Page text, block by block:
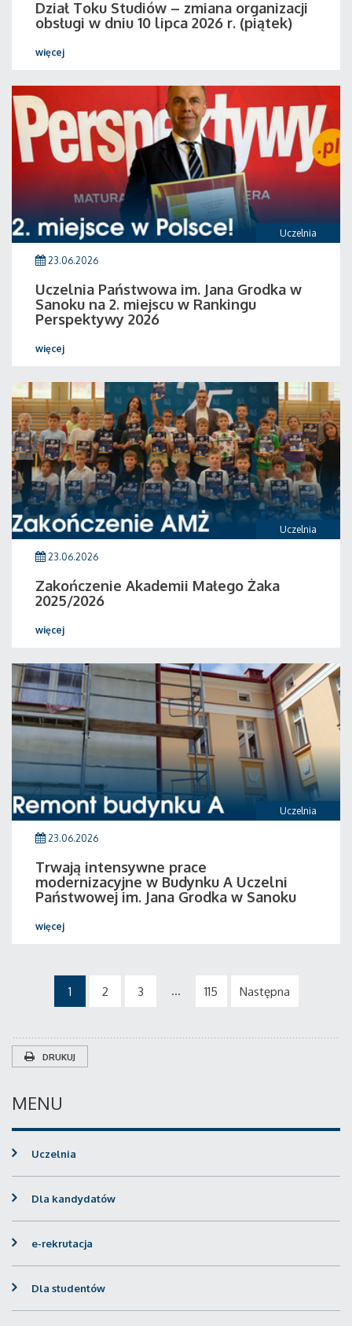
Dział Toku Studiów – zmiana organizacji
obsługi w dniu 10 lipca 2026 r. (piątek)
więcej
Uczelnia
23.06.2026
Uczelnia Państwowa im. Jana Grodka w
Sanoku na 2. miejscu w Rankingu
Perspektywy 2026
więcej
Uczelnia
23.06.2026
Zakończenie Akademii Małego Żaka
2025/2026
więcej
Uczelnia
23.06.2026
Trwają intensywne prace
modernizacyjne w Budynku A Uczelni
Państwowej im. Jana Grodka w Sanoku
więcej
1 2 3 ... 115 Następna
DRUKUJ
MENU
Uczelnia
Dla kandydatów
e-rekrutacja
Dla studentów